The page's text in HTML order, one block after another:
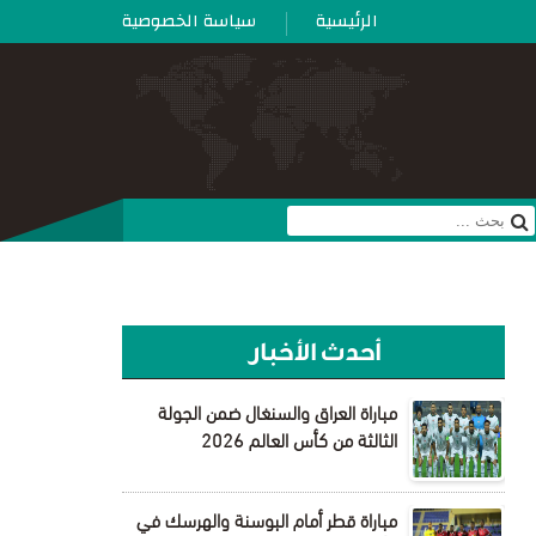
الرئيسية سياسة الخصوصية
أحدث الأخبار
مباراة العراق والسنغال ضمن الجولة
الثالثة من كأس العالم 2026
مباراة قطر أمام البوسنة والهرسك في